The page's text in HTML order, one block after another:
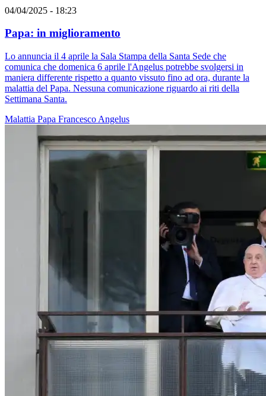
04/04/2025 - 18:23
Papa: in miglioramento
Lo annuncia il 4 aprile la Sala Stampa della Santa Sede che
comunica che domenica 6 aprile l'Angelus potrebbe svolgersi in
maniera differente rispetto a quanto vissuto fino ad ora, durante la
malattia del Papa. Nessuna comunicazione riguardo ai riti della
Settimana Santa.
Malattia Papa Francesco Angelus